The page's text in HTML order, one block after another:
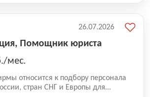
Помощник юриста
мес.
относится к подбору персонала
стран СНГ и Европы для
26.07.2026